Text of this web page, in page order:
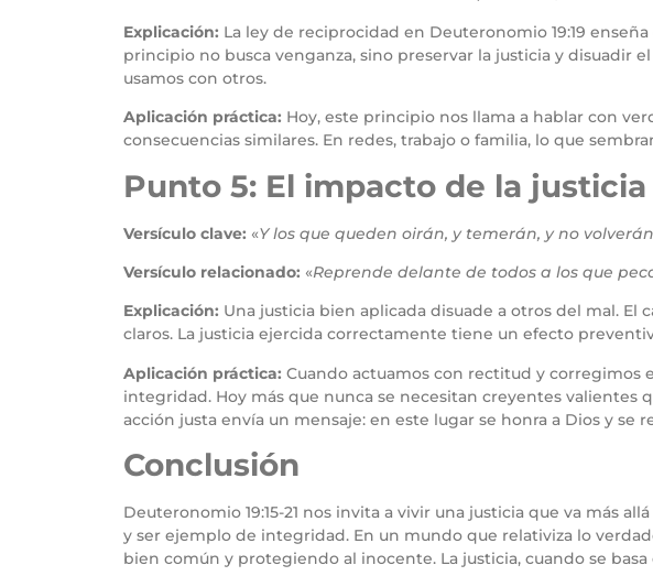
Explicación: La ley de reciprocidad en Deuteronomio 19:19
principio no busca venganza, sino preservar la justicia y disuadir
usamos con otros.
Aplicación práctica: Hoy, este principio nos llama a hablar con
consecuencias similares. En redes, trabajo o familia, lo que
Punto 5: El impacto de la
Versículo clave: «Y los que queden oirán, y temerán, y no
Versículo relacionado: «Reprende delante de todos a los que
Explicación: Una justicia bien aplicada disuade a otros del mal.
claros. La justicia ejercida correctamente tiene un efecto
Aplicación práctica: Cuando actuamos con rectitud y corregimos
integridad. Hoy más que nunca se necesitan creyentes valientes
acción justa envía un mensaje: en este lugar se honra a Dios y se
Conclusión
Deuteronomio 19:15-21 nos invita a vivir una justicia que va más
y ser ejemplo de integridad. En un mundo que relativiza lo
bien común y protegiendo al inocente. La justicia, cuando se